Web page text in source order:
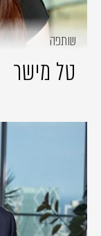
שותפה
טל מישר